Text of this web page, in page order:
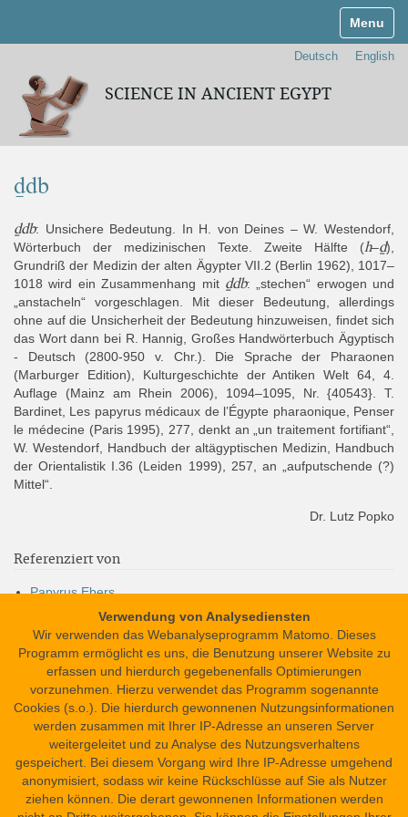
Deutsch English
SCIENCE IN ANCIENT EGYPT
ḏdb
ḏdb: Unsichere Bedeutung. In H. von Deines – W. Westendorf,
Wörterbuch der medizinischen Texte. Zweite Hälfte (h–ḏ),
Grundriß der Medizin der alten Ägypter VII.2 (Berlin 1962), 1017–
1018 wird ein Zusammenhang mit ḏdb: „stechen“ erwogen und
„anstacheln“ vorgeschlagen. Mit dieser Bedeutung, allerdings
ohne auf die Unsicherheit der Bedeutung hinzuweisen, findet sich
das Wort dann bei R. Hannig, Großes Handwörterbuch Ägyptisch
- Deutsch (2800-950 v. Chr.). Die Sprache der Pharaonen
(Marburger Edition), Kulturgeschichte der Antiken Welt 64, 4.
Auflage (Mainz am Rhein 2006), 1094–1095, Nr. {40543}. T.
Bardinet, Les papyrus médicaux de l’Égypte pharaonique, Penser
le médecine (Paris 1995), 277, denkt an „un traitement fortifiant“,
W. Westendorf, Handbuch der altägyptischen Medizin, Handbuch
der Orientalistik I.36 (Leiden 1999), 257, an „aufputschende (?)
Mittel“.
Dr. Lutz Popko
Referenziert von
Papyrus Ebers
Papyrus Ebers
Zurück: ḏd𓅆 „(In göttlicher Weise) gesprochen“
Weiter: ḏdf.t "Gifttier"
Verwendung von Analysediensten
Wir verwenden das Webanalyseprogramm Matomo. Dieses
Programm ermöglicht es uns, die Benutzung unserer Website zu
erfassen und hierdurch gegebenenfalls Optimierungen
vorzunehmen. Hierzu verwendet das Programm sogenannte
Cookies (s.o.). Die hierdurch gewonnenen Nutzungsinformationen
werden zusammen mit Ihrer IP-Adresse an unseren Server
weitergeleitet und zu Analyse des Nutzungsverhaltens
gespeichert. Bei diesem Vorgang wird Ihre IP-Adresse umgehend
anonymisiert, sodass wir keine Rückschlüsse auf Sie als Nutzer
ziehen können. Die derart gewonnenen Informationen werden
Zitationshinweis
Dr. Lutz Popko:ḏdb. In: Science in Ancient Egypt. URL:
https://sae.saw-leipzig.de/de/glossar/ddb?version=1